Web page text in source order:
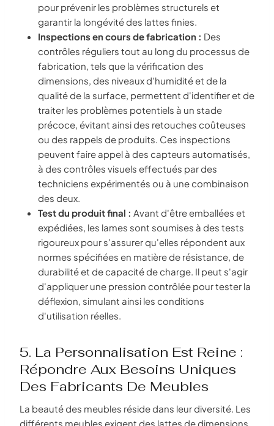
pour prévenir les problèmes structurels et
garantir la longévité des lattes finies.
Inspections en cours de fabrication : Des
contrôles réguliers tout au long du processus de
fabrication, tels que la vérification des
dimensions, des niveaux d'humidité et de la
qualité de la surface, permettent d'identifier et de
traiter les problèmes potentiels à un stade
précoce, évitant ainsi des retouches coûteuses
ou des rappels de produits. Ces inspections
peuvent faire appel à des capteurs automatisés,
à des contrôles visuels effectués par des
techniciens expérimentés ou à une combinaison
des deux.
Test du produit final : Avant d'être emballées et
expédiées, les lames sont soumises à des tests
rigoureux pour s'assurer qu'elles répondent aux
normes spécifiées en matière de résistance, de
durabilité et de capacité de charge. Il peut s'agir
d'appliquer une pression contrôlée pour tester la
déflexion, simulant ainsi les conditions
d'utilisation réelles.
5. La Personnalisation Est Reine :
Répondre Aux Besoins Uniques
Des Fabricants De Meubles
La beauté des meubles réside dans leur diversité. Les
différents meubles exigent des lattes de dimensions,